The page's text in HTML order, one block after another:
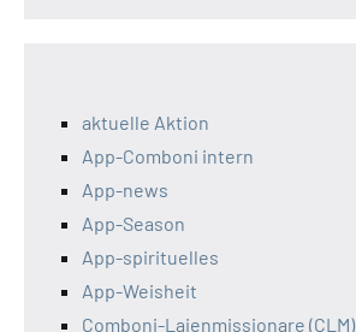
aktuelle Aktion
App-Comboni intern
App-news
App-Season
App-spirituelles
App-Weisheit
Comboni-Laienmissionare (CLM)